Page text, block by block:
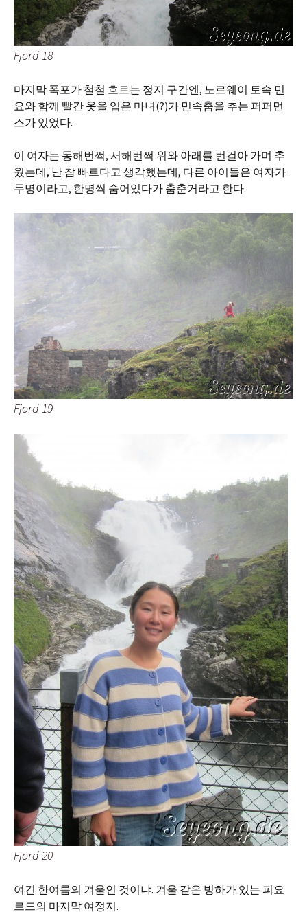
Fjord 18
마지막 폭포가 철철 흐르는 정지 구간엔, 노르웨이 토속 민
요와 함께 빨간 옷을 입은 마녀(?)가 민속춤을 추는 퍼퍼먼
스가 있었다.
이 여자는 동해번쩍, 서해번쩍 위와 아래를 번걸아 가며 추
웠는데, 난 참 빠르다고 생각했는데, 다른 아이들은 여자가
두명이라고, 한명씩 숨어있다가 춤춘거라고 한다.
Fjord 19
Fjord 20
여긴 한여름의 겨울인 것이냐. 겨울 같은 빙하가 있는 피요
르드의 마지막 여정지.